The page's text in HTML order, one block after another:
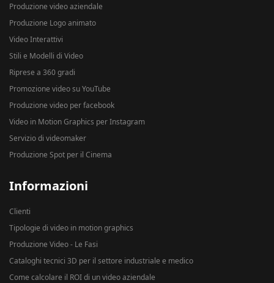
Produzione video aziendale
Produzione Logo animato
Video Interattivi
Stili e Modelli di Video
Riprese a 360 gradi
Promozione video su YouTube
Produzione video per facebook
Video in Motion Graphics per Instagram
Servizio di videomaker
Produzione Spot per il Cinema
Informazioni
Clienti
Tipologie di video in motion graphics
Produzione Video - Le Fasi
Cataloghi tecnici 3D per il settore industriale e medico
Come calcolare il ROI di un video aziendale